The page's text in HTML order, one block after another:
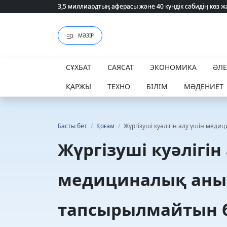
3,5 миллиардтың аферасы және 40 күндік сәбидің
3,5 миллиардтың аферасы және 40 күндік сәбидің
МӘЗІР
СҰХБАТ САЯСАТ ЭКОНОМИКА
ҚАРЖЫ
ТЕХНО БІЛІМ МӘДЕНИЕТ
Басты бет / Қоғам / Жүргізуші куәлігін алу үшін
Жүргізуші
медициналық
тапсырылмайтын